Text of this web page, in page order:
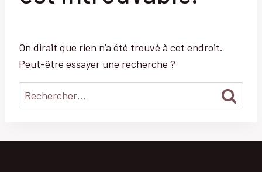
On dirait que rien n’a été trouvé à cet endroit.
Peut-être essayer une recherche ?
Rechercher :